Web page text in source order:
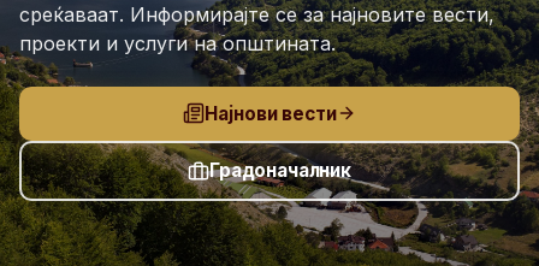
среќаваат. Информирајте се за најновите вести,
проекти и услуги на општината.
Најнови вести
Градоначалник